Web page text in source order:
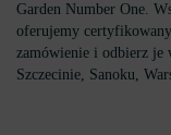
Garden Number One.
oferujemy
zamówienie i odbierz
Szczecinie, Sanoku,